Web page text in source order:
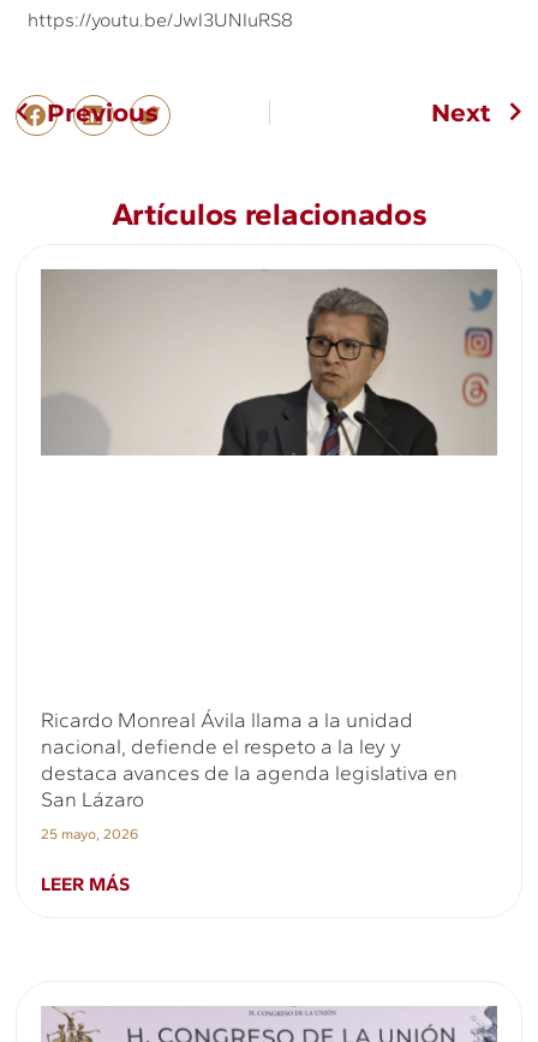
https://youtu.be/JwI3UNIuRS8
Previous Next
Artículos relacionados
Ricardo Monreal Ávila llama a la unidad
nacional, defiende el respeto a la ley y
destaca avances de la agenda legislativa en
San Lázaro
25 mayo, 2026
LEER MÁS